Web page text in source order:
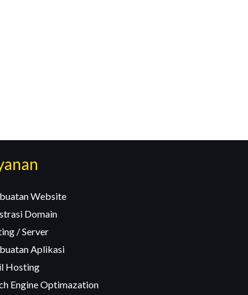
Website
Domain
/ Server
Aplikasi
Hosting
Engine Optimazation